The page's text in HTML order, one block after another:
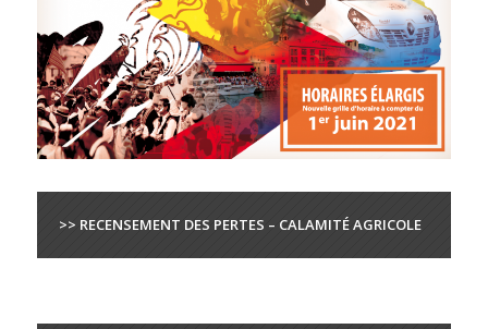
>> RECENSEMENT DES PERTES – CALAMITÉ AGRICOLE